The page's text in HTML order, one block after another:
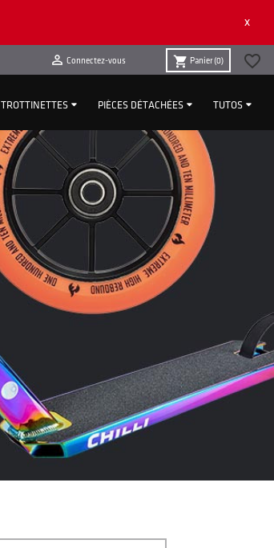
x
 Connectez-vous shopping_cart Panier (0) favorite_border
TROTTINETTES PIÈCES DÉTACHÉES TUTOS